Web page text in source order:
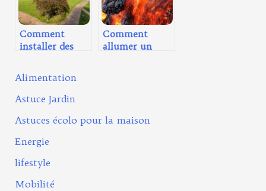
Comment
installer des
jardin : les
étapes à suivre
Comment
allumer un
Alimentation
Astuce Jardin
Astuces écolo pour la maison
Energie
lifestyle
Mobilité